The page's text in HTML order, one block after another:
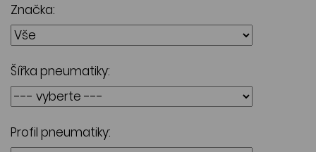
Značka:
Šířka pneumatiky:
Profil pneumatiky: